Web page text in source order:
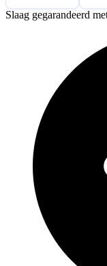
Slaag gegarandeerd